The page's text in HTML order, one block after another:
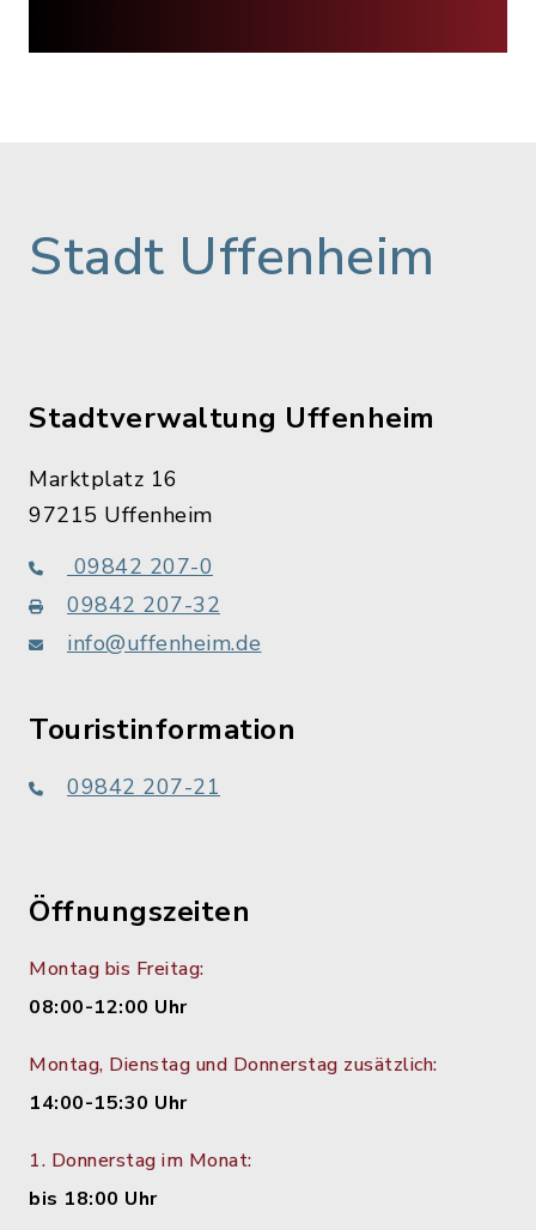
Stadt Uffenheim
Stadtverwaltung Uffenheim
Marktplatz 16
97215 Uffenheim
09842 207-0
09842 207-32
info@uffenheim.de
Touristinformation
09842 207-21
Öffnungszeiten
Montag bis Freitag:
08:00-12:00 Uhr
Montag, Dienstag und Donnerstag zusätzlich:
14:00-15:30 Uhr
1. Donnerstag im Monat:
bis 18:00 Uhr